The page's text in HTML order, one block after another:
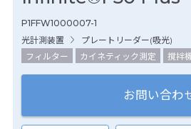
P1FFW1000007-1
光計測装置
プレートリーダー(吸光)
フィルター
カイネティック測定 撹拌
お問い合わ